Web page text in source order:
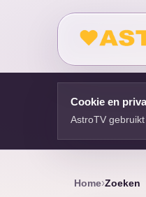
Cookie en
AstroTV
Home Zoeken